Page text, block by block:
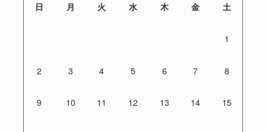
日 月 火 水 木 金 土
1
2 3 4 5 6 7 8
9 10 11 12 13 14 15